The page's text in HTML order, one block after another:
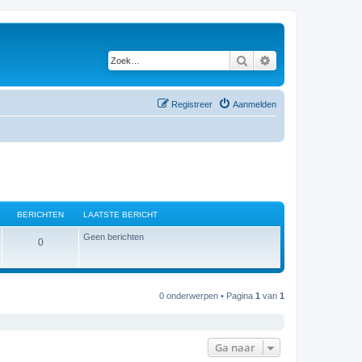
Zoek
Aanmelden
Registreer
BERICHTEN LAATSTE BERICHT
0B
Geen berichten
0 onderwerpen • Pagina 1 van 1
Ga naar